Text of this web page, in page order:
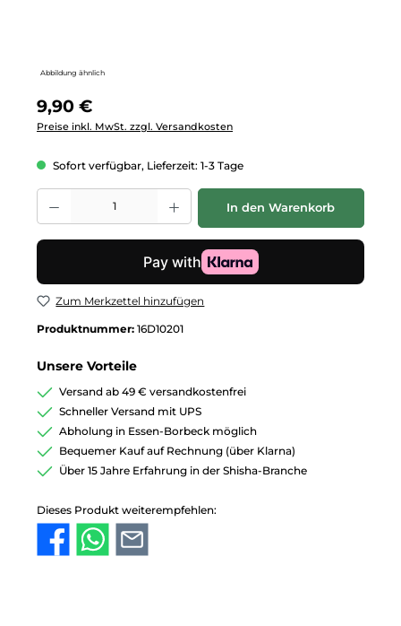
Abbildung ähnlich
Regulärer Preis:
9,90 €
Preise inkl. MwSt. zzgl. Versandkosten
Sofort verfügbar, Lieferzeit: 1-3 Tage
Produkt Anzahl: Gib den gewünschten Wert ein oder benutze die
In den Warenkorb
Zum Merkzettel hinzufügen
Produktnummer: 16D10201
Unsere Vorteile
Versand ab 49 € versandkostenfrei
Schneller Versand mit UPS
Abholung in Essen-Borbeck möglich
Bequemer Kauf auf Rechnung (über Klarna)
Über 15 Jahre Erfahrung in der Shisha-Branche
Dieses Produkt weiterempfehlen: